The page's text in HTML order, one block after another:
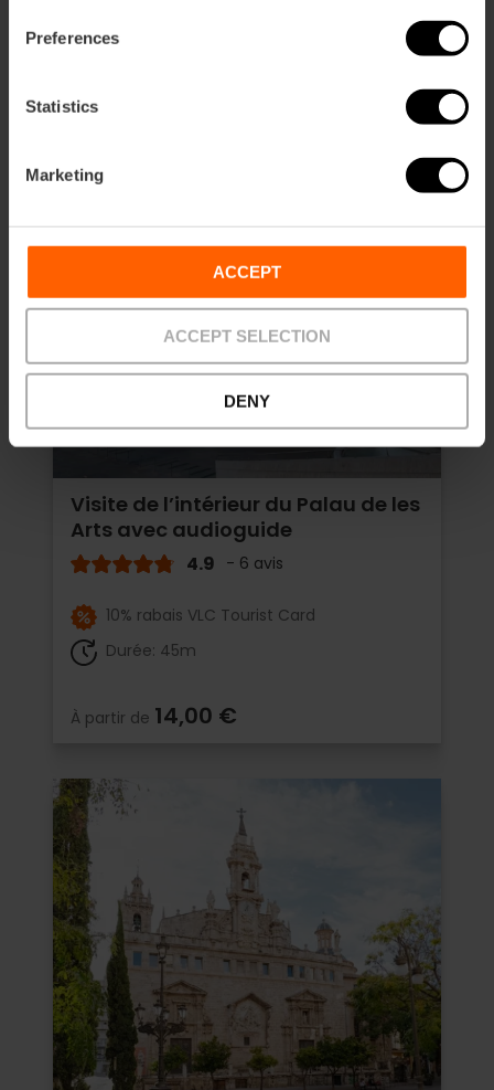
Preferences
Statistics
Marketing
ACCEPT
ACCEPT SELECTION
DENY
Plus de culture
Visite de l’intérieur du Palau de les
Arts avec audioguide
4.9 - 6 avis
10% rabais VLC Tourist Card
Durée: 45m
À partir de 14,00 €